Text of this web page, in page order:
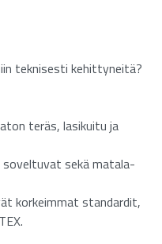
teknisesti kehittyneitä?
teräs, lasikuitu ja
soveltuvat sekä matala-
korkeimmat standardit,